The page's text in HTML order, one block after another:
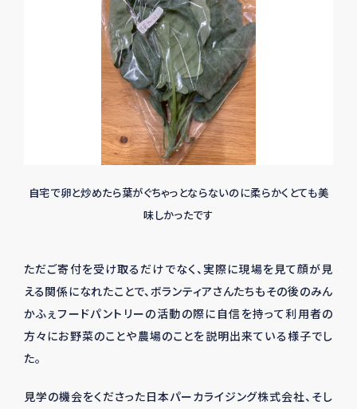
自宅で卵と炒めたら葉がぐちゃっとならないのに柔らかくとても美
味しかったです
ただご寄付を受け取るだけでなく、実際に現場を見て顔が見
える関係になれたことで、ボランティアさんたちもその後のみん
かふぇフードパントリーの活動の際に自信を持って利用者の
方々にお野菜のことや農場のことを説明出来ている様子でし
た。
見学の機会をくださった日本パーカライジング株式会社、そし